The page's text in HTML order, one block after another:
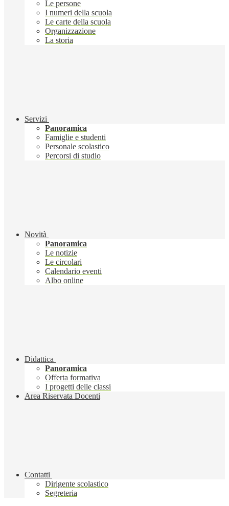
Le persone
I numeri della scuola
Le carte della scuola
Organizzazione
La storia
Servizi
Panoramica
Famiglie e studenti
Personale scolastico
Percorsi di studio
Novità
Panoramica
Le notizie
Le circolari
Calendario eventi
Albo online
Didattica
Panoramica
Offerta formativa
I progetti delle classi
Area Riservata Docenti
Contatti
Dirigente scolastico
Segreteria